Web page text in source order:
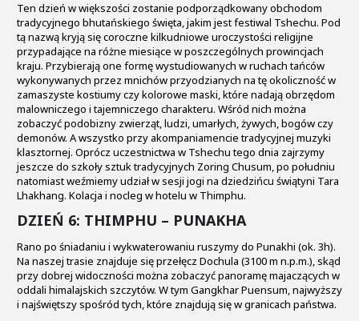
Ten dzień w większości zostanie podporządkowany obchodom
tradycyjnego bhutańskiego święta, jakim jest festiwal Tshechu. Pod
tą nazwą kryją się coroczne kilkudniowe uroczystości religijne
przypadające na różne miesiące w poszczególnych prowincjach
kraju. Przybierają one formę wystudiowanych w ruchach tańców
wykonywanych przez mnichów przyodzianych na tę okoliczność w
zamaszyste kostiumy czy kolorowe maski, które nadają obrzędom
malowniczego i tajemniczego charakteru. Wśród nich można
zobaczyć podobizny zwierząt, ludzi, umarłych, żywych, bogów czy
demonów. A wszystko przy akompaniamencie tradycyjnej muzyki
klasztornej. Oprócz uczestnictwa w Tshechu tego dnia zajrzymy
jeszcze do szkoły sztuk tradycyjnych Zoring Chusum, po południu
natomiast weźmiemy udział w sesji jogi na dziedzińcu świątyni Tara
Lhakhang. Kolacja i nocleg w hotelu w Thimphu.
DZIEŃ 6: THIMPHU – PUNAKHA
Rano po śniadaniu i wykwaterowaniu ruszymy do Punakhi (ok. 3h).
Na naszej trasie znajduje się przełęcz Dochula (3100 m n.p.m.), skąd
przy dobrej widoczności można zobaczyć panoramę majaczących w
oddali himalajskich szczytów. W tym Gangkhar Puensum, najwyższy
i najświętszy spośród tych, które znajdują się w granicach państwa.